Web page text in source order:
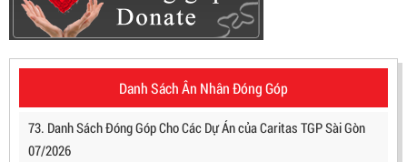
Danh Sách Ân Nhân Đóng Góp
73. Danh Sách Đóng Góp Cho Các Dự Án của Caritas TGP Sài Gòn
07/2026